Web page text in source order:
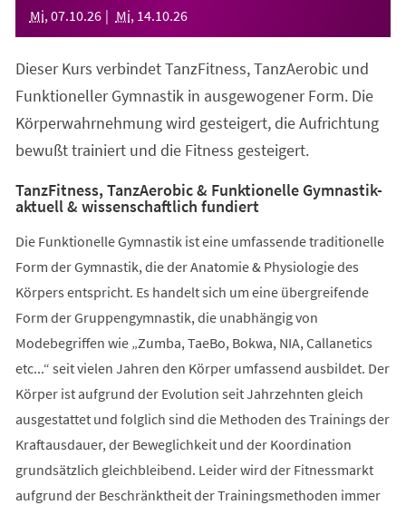
Mi, 07.10.26 Mi, 14.10.26
Dieser Kurs verbindet TanzFitness, TanzAerobic und
Funktioneller Gymnastik in ausgewogener Form. Die
Körperwahrnehmung wird gesteigert, die Aufrichtung
bewußt trainiert und die Fitness gesteigert.
TanzFitness, TanzAerobic & Funktionelle Gymnastik-
aktuell & wissenschaftlich fundiert
Die Funktionelle Gymnastik ist eine umfassende traditionelle
Form der Gymnastik, die der Anatomie & Physiologie des
Körpers entspricht. Es handelt sich um eine übergreifende
Form der Gruppengymnastik, die unabhängig von
Modebegriffen wie „Zumba, TaeBo, Bokwa, NIA, Callanetics
etc...“ seit vielen Jahren den Körper umfassend ausbildet. Der
Körper ist aufgrund der Evolution seit Jahrzehnten gleich
ausgestattet und folglich sind die Methoden des Trainings der
Kraftausdauer, der Beweglichkeit und der Koordination
grundsätzlich gleichbleibend. Leider wird der Fitnessmarkt
aufgrund der Beschränktheit der Trainingsmethoden immer